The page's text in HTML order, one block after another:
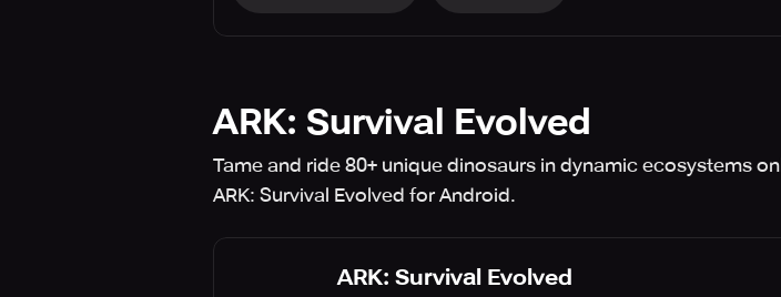
ARK: Survival Evolved
Tame and ride 80+ unique dinosaurs in dynamic ecosystems
ARK: Survival Evolved for Android.
ARK: Survival Evolved